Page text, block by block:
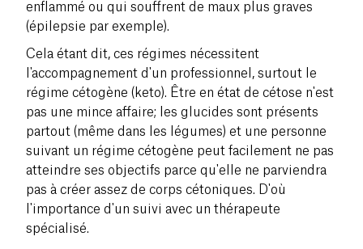
enflammé ou qui souffrent de maux plus graves
(épilepsie par exemple).
Cela étant dit, ces régimes nécessitent
l'accompagnement d'un professionnel, surtout le
régime cétogène (keto). Être en état de cétose n'est
pas une mince affaire; les glucides sont présents
partout (même dans les légumes) et une personne
suivant un régime cétogène peut facilement ne pas
atteindre ses objectifs parce qu'elle ne parviendra
pas à créer assez de corps cétoniques. D'où
l'importance d'un suivi avec un thérapeute
spécialisé.